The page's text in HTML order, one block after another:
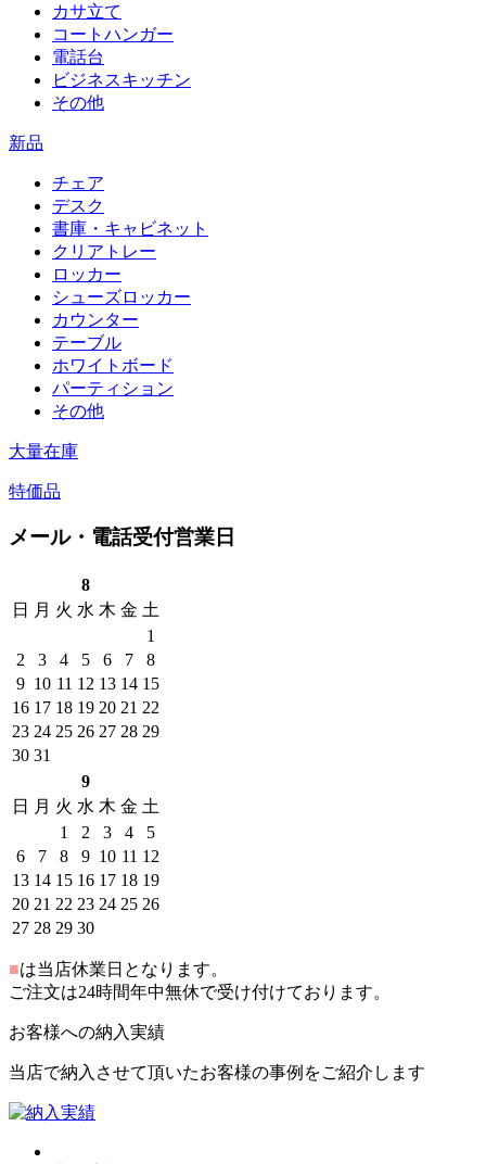
カサ立て
コートハンガー
電話台
ビジネスキッチン
その他
新品
チェア
デスク
書庫・キャビネット
クリアトレー
ロッカー
シューズロッカー
カウンター
テーブル
ホワイトボード
パーティション
その他
大量在庫
特価品
メール・電話受付営業日
8
日
月 火 水 木 金 土
1
2
3 4 5 6 7
8
9 10 11 12 13 14 15
16 17 18 19 20 21 22
23 24 25 26 27 28 29
30 31
9
日
月 火 水 木 金 土
1
2 3 4
5
6
7 8 9 10 11 12
13 14 15 16 17 18 19
20 21 22 23 24 25 26
27 28 29 30
■は当店休業日となります。
ご注文は24時間年中無休で受け付けております。
お客様への納入実績
当店で納入させて頂いたお客様の事例をご紹介します